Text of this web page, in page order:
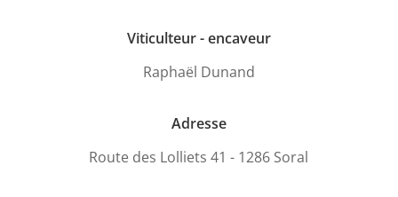
Viticulteur - encaveur
Raphaël Dunand
Adresse
Route des Lolliets 41 - 1286 Soral